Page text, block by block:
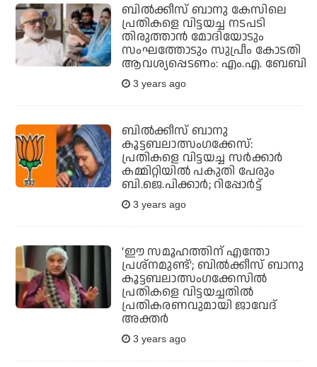
ബില്‍ക്കീസ് ബാനു കേസിലെ
പ്രതികളെ വിട്ടയച്ച നടപടി
തിരുത്താന്‍ മോദിയോടും
സംഘത്തോടും സുപ്രീം കോടതി
ആവശ്യപ്പെടണം: എം.എ. ബേബി
3 years ago
ബില്‍ക്കീസ് ബാനു
കൂട്ടബലാത്സംഗക്കേസ്:
പ്രതികളെ വിട്ടയച്ച സര്‍ക്കാര്‍
കമ്മിറ്റിയില്‍ പകുതി പേരും
ബി.ജെ.പിക്കാര്‍; റിപ്പോര്‍ട്ട്
3 years ago
'ഈ സമൂഹത്തിന് എന്തോ
പ്രശ്‌നമുണ്ട്'; ബില്‍ക്കീസ് ബാനു
കൂട്ടബലാത്സംഗക്കേസില്‍
പ്രതികളെ വിട്ടയച്ചതില്‍
പ്രതികരണവുമായി ജാവേദ്
അക്തര്‍
3 years ago